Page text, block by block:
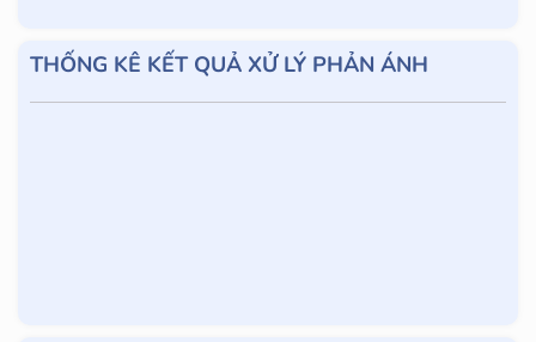
THỐNG KÊ KẾT QUẢ XỬ LÝ PHẢN ÁNH